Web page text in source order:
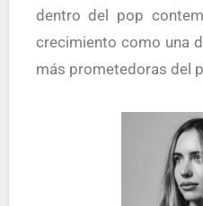
dentro del pop
crecimiento como una
más prometedoras del